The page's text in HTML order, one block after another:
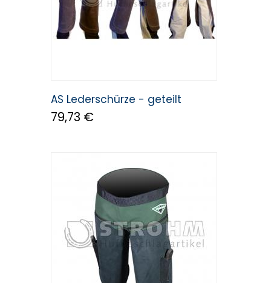
AS Lederschürze - geteilt
79,73 €